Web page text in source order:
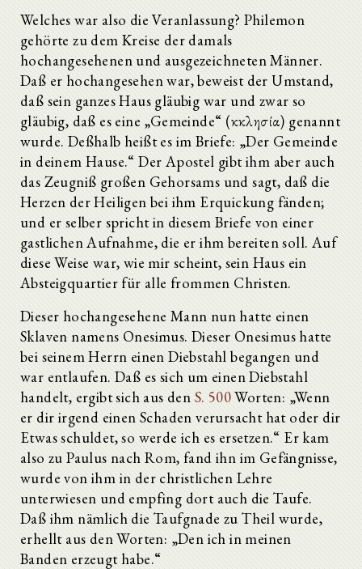
Welches war also die Veranlassung? Philemon
gehörte zu dem Kreise der damals
hochangesehenen und ausgezeichneten Männer.
Daß er hochangesehen war, beweist der Umstand,
daß sein ganzes Haus gläubig war und zwar so
gläubig, daß es eine „Gemeinde“ (ἐκκλησία) genannt
wurde. Deßhalb heißt es im Briefe: „Der Gemeinde
in deinem Hause.“ Der Apostel gibt ihm aber auch
das Zeugniß großen Gehorsams und sagt, daß die
Herzen der Heiligen bei ihm Erquickung fänden;
und er selber spricht in diesem Briefe von einer
gastlichen Aufnahme, die er ihm bereiten soll. Auf
diese Weise war, wie mir scheint, sein Haus ein
Absteigquartier für alle frommen Christen.
Dieser hochangesehene Mann nun hatte einen
Sklaven namens Onesimus. Dieser Onesimus hatte
bei seinem Herrn einen Diebstahl begangen und
war entlaufen. Daß es sich um einen Diebstahl
handelt, ergibt sich aus den S. 500Worten: „Wenn
er dir irgend einen Schaden verursacht hat oder dir
Etwas schuldet, so werde ich es ersetzen.“ Er kam
also zu Paulus nach Rom, fand ihn im Gefängnisse,
wurde von ihm in der christlichen Lehre
unterwiesen und empfing dort auch die Taufe.
Daß ihm nämlich die Taufgnade zu Theil wurde,
erhellt aus den Worten: „Den ich in meinen
Banden erzeugt habe.“